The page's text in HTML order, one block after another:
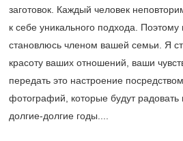
заготовок. Каждый человек
к себе уникального подхода.
становлюсь членом вашей семьи. Я
красоту ваших отношений, ваши
передать это настроение
фотографий, которые будут радовать
долгие-долгие годы....